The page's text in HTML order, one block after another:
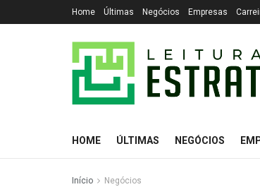
Home Últimas Negócios Empresas
HOME ÚLTIMAS NEGÓCIOS
Início Negócios